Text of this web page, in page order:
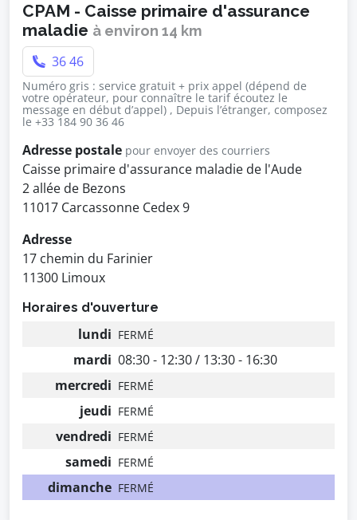
CPAM - Caisse primaire d'assurance
maladie à environ 14 km
36 46
Numéro gris : service gratuit + prix appel (dépend de
votre opérateur, pour connaître le tarif écoutez le
message en début d’appel) , Depuis l’étranger, composez
le +33 184 90 36 46
Adresse postale pour envoyer des courriers
Caisse primaire d'assurance maladie de l'Aude
2 allée de Bezons
11017 Carcassonne Cedex 9
Adresse
17 chemin du Farinier
11300 Limoux
Horaires d'ouverture
lundi FERMÉ
mardi 08:30 - 12:30 / 13:30 - 16:30
mercredi FERMÉ
jeudi FERMÉ
vendredi FERMÉ
samedi FERMÉ
dimanche FERMÉ